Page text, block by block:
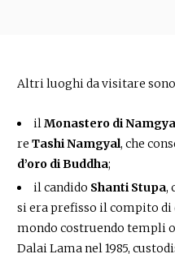
Altri luoghi da visitare
ilMonastero di
re Tashi Namgyal, che
d’oro di Buddha;
il candido Shanti Stupa,
si era prefisso il compito
mondo costruendo templi
Dalai Lama nel 1985,